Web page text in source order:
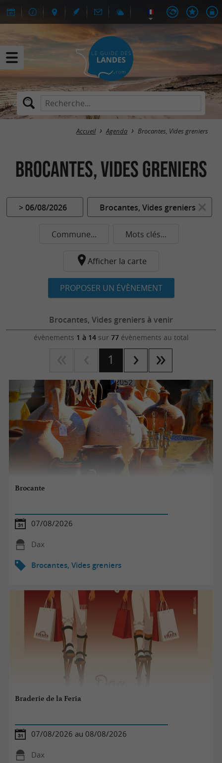
Accueil Agenda Brocantes, Vides greniers
Brocantes, Vides greniers
> 06/08/2026 Brocantes, Vides greniers
Commune... Mots clés...
Afficher la carte
PROPOSER UN ÉVÈNEMENT
Brocantes, Vides greniers à venir
évènements 1 à 14sur 77évènements au total
1
Brocante
07/08/2026
Dax
Brocantes, Vides greniers
Braderie de la Feria
07/08/2026 au 08/08/2026
Dax